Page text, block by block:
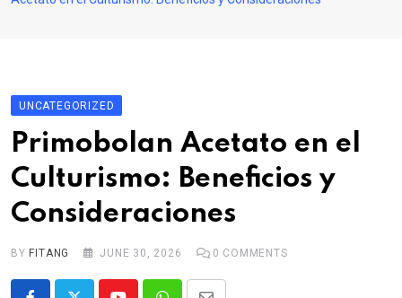
Olahraga
UNCATEGORIZED
Primobolan Acetato en el
Culturismo: Beneficios y
Consideraciones
BY FITANG JUNE 30, 2026 0 COMMENTS